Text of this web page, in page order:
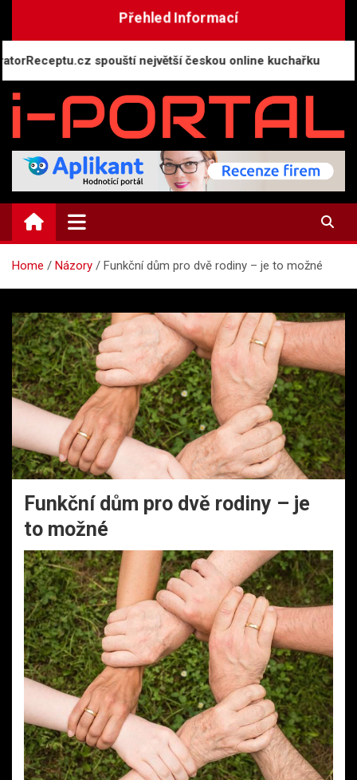
Přehled Informací
spouští největší českou online kuchařku
i-PORTAL.CZ
Public relations | Informační portál
Home Názory Funkční dům pro dvě rodiny – je to možné
Funkční dům pro dvě rodiny – je
to možné